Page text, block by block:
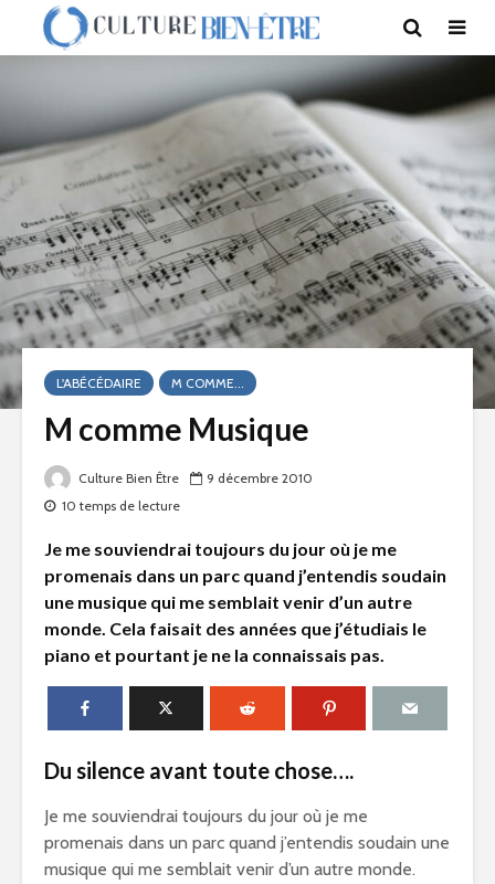
L'ABÉCÉDAIRE M COMME...
M comme Musique
Culture Bien Être
9 décembre 2010
10 temps de lecture
Je me souviendrai toujours du jour où je me
promenais dans un parc quand j’entendis soudain
une musique qui me semblait venir d’un autre
monde. Cela faisait des années que j’étudiais le
piano et pourtant je ne la connaissais pas.
Du silence avant toute chose….
Je me souviendrai toujours du jour où je me
promenais dans un parc quand j’entendis soudain une
musique qui me semblait venir d’un autre monde.